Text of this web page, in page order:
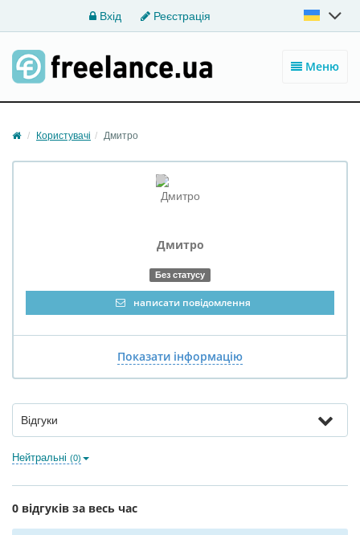
Вхід Реєстрація
Меню
Користувачі Дмитро
Дмитро
Без статусу
написати повідомлення
Показати інформацію
Відгуки
Нейтральні (0)
0 відгуків за весь час